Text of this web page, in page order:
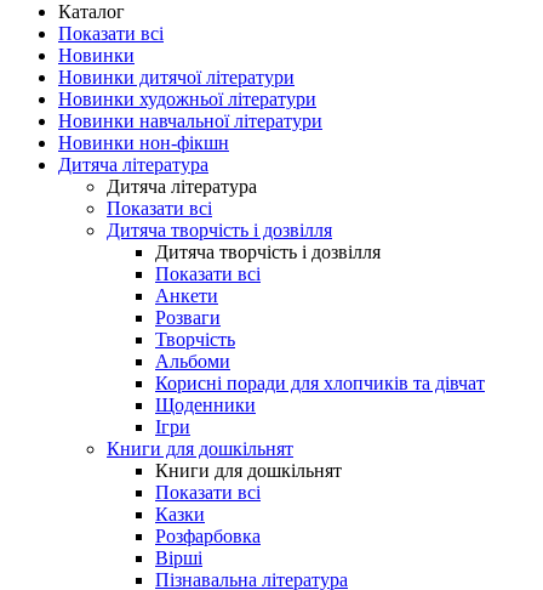
Каталог
Показати всі
Новинки
Новинки дитячої літератури
Новинки художньої літератури
Новинки навчальної літератури
Новинки нон-фікшн
Дитяча література
Дитяча література
Показати всі
Дитяча творчість і дозвілля
Дитяча творчість і дозвілля
Показати всі
Анкети
Розваги
Творчість
Альбоми
Корисні поради для хлопчиків та дівчат
Щоденники
Ігри
Книги для дошкільнят
Книги для дошкільнят
Показати всі
Казки
Розфарбовка
Вірші
Пізнавальна література